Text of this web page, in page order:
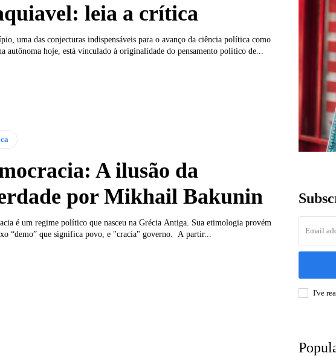
leia a crítica
uma das conjecturas indispensáveis ​​para o avanço da ciência política como
autônoma hoje, está vinculado à originalidade do pensamento político de...
A ilusão da
por Mikhail Bakunin
é um regime político que nasceu na Grécia Antiga. Sua etimologia provém
“demo” que significa povo, e "cracia" governo. A partir...
I've